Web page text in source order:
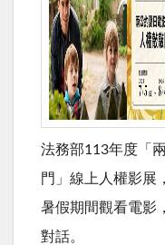
法務部113年度「
門」線上人權影展
暑假期間觀看電影
對話。